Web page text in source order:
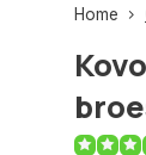
Home